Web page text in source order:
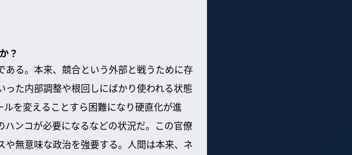
？
ある。本来、競合という外部と戦うために存
た内部調整や根回しにばかり使われる状態
を変えることすら困難になり硬直化が進
ンコが必要になるなどの状況だ。この官僚
無意味な政治を強要する。人間は本来、ネ